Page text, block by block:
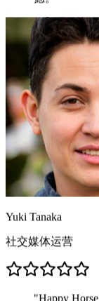
创作者怎
Happy Horse AI
日。来看看早期
Yuki Tanaka
社交媒体运营
"Happy
TikTok，AI